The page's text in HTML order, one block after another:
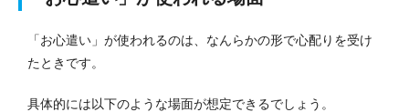
「お心遣い」が使われるのは、なんらかの形で心配りを受け
たときです。
具体的には以下のような場面が想定できるでしょう。